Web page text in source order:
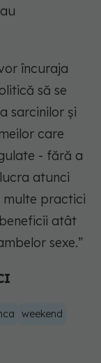
încuraja
să se
sarcinilor și
care
- fără a
atunci
multe practici
atât
sexe.”
weekend